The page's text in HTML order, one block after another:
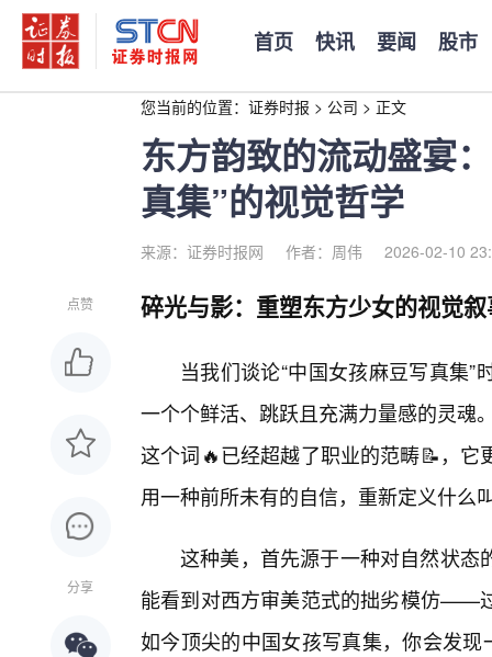
首页 快讯 要闻 股市
您当前的位置： 证券时报 > 公司 > 正文
东方韵致的流动盛宴
真集”的视觉哲学
来源：证券时报网 作者：周伟 2026-02-10
点赞
分享
碎光与影：重塑东方少女的视觉
当我们谈论“中国女孩麻豆写真集
一个个鲜活、跳跃且充满力量感的灵魂
这个词🔥已经超越了职业的范畴📝，
用一种前所未有的自信，重新定义什么
这种美，首先源于一种对自然状态
能看到对西方审美范式的拙劣模仿——
如今顶尖的中国女孩写真集，你会发